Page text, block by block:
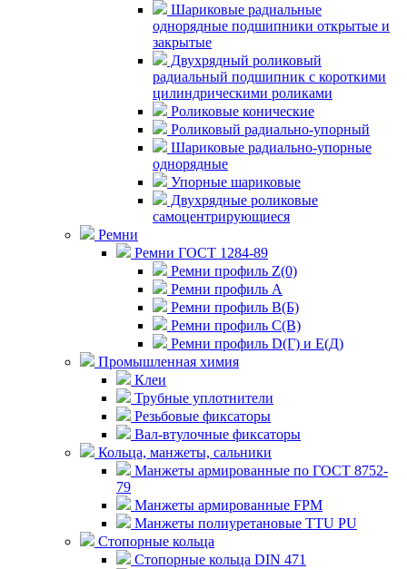
Шариковые радиальные
однорядные подшипники открытые и
закрытые
Двухрядный роликовый
радиальный подшипник с короткими
цилиндрическими роликами
Роликовые конические
Роликовый радиально-упорный
Шариковые радиально-упорные
однорядные
Упорные шариковые
Двухрядные роликовые
самоцентрирующиеся
Ремни
Ремни ГОСТ 1284-89
Ремни профиль Z(0)
Ремни профиль А
Ремни профиль В(Б)
Ремни профиль С(В)
Ремни профиль D(Г) и E(Д)
Промышленная химия
Клеи
Трубные уплотнители
Резьбовые фиксаторы
Вал-втулочные фиксаторы
Кольца, манжеты, сальники
Манжеты армированные по ГОСТ 8752-
79
Манжеты армированные FPM
Манжеты полиуретановые TTU PU
Стопорные кольца
Стопорные кольца DIN 471